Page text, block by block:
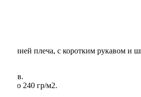
линией плеча, с коротким рукавом
240 гр/м2.